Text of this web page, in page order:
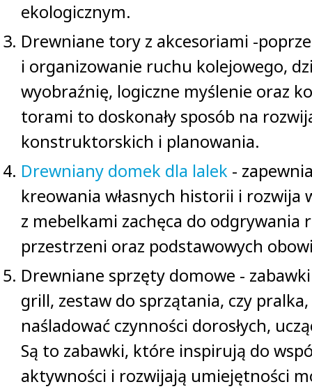
ekologicznym.
Drewniane tory z akcesoriami -
i organizowanie ruchu kolejowego,
wyobraźnię, logiczne myślenie oraz
torami to doskonały sposób na
konstruktorskich i planowania.
Drewniany domek dla lalek -
kreowania własnych historii i rozwija
z mebelkami zachęca do odgrywania
przestrzeni oraz podstawowych
Drewniane sprzęty domowe -
grill, zestaw do sprzątania, czy
naśladować czynności dorosłych,
Są to zabawki, które inspirują do
aktywności i rozwijają umiejętności